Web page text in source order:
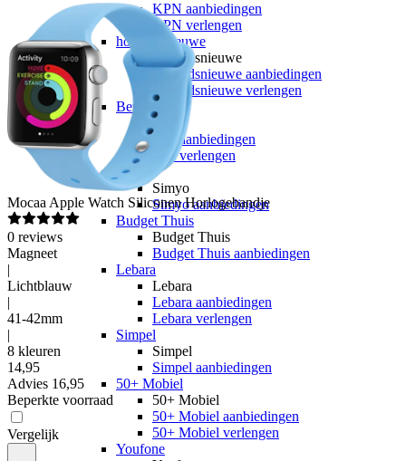
KPN aanbiedingen
KPN verlengen
hollandsnieuwe
hollandsnieuwe
hollandsnieuwe aanbiedingen
hollandsnieuwe verlengen
Ben
Ben
Ben aanbiedingen
Ben verlengen
Simyo
Simyo
Simyo aanbiedingen
Budget Thuis
Budget Thuis
Budget Thuis aanbiedingen
Lebara
Lebara
Lebara aanbiedingen
Lebara verlengen
Simpel
Simpel
Simpel aanbiedingen
50+ Mobiel
50+ Mobiel
50+ Mobiel aanbiedingen
50+ Mobiel verlengen
Youfone
Mocaa Apple Watch Siliconen Horlogebandje
0 reviews
Magneet
|
Lichtblauw
|
41-42mm
|
8 kleuren
14,95
Advies 16,95
Beperkte voorraad
Vergelijk